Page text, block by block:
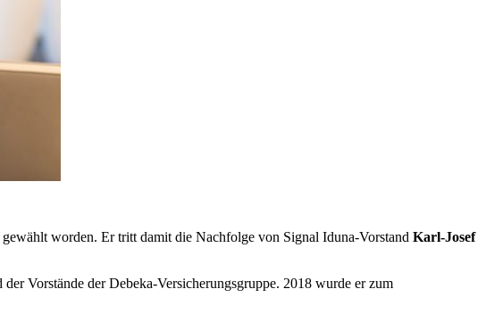
worden. Er tritt damit die Nachfolge von Signal Iduna-Vorstand Karl-Josef
Vorstände der Debeka-Versicherungsgruppe. 2018 wurde er zum